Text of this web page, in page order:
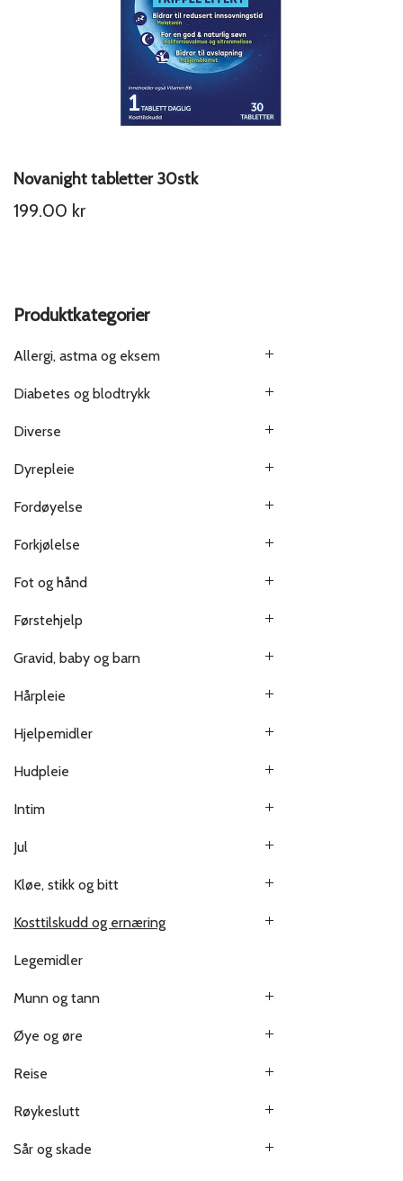
Novanight tabletter 30stk
199.00 kr
Produktkategorier
Allergi, astma og eksem
Diabetes og blodtrykk
Diverse
Dyrepleie
Fordøyelse
Forkjølelse
Fot og hånd
Førstehjelp
Gravid, baby og barn
Hårpleie
Hjelpemidler
Hudpleie
Intim
Jul
Kløe, stikk og bitt
Kosttilskudd og ernæring
Legemidler
Munn og tann
Øye og øre
Reise
Røykeslutt
Sår og skade